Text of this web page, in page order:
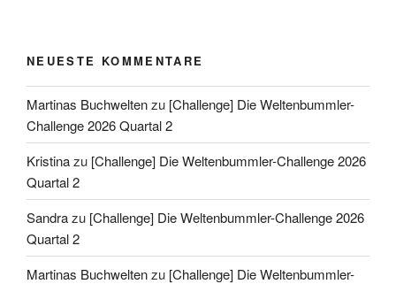
NEUESTE KOMMENTARE
Martinas Buchweltenzu [Challenge] Die Weltenbummler-
Challenge 2026 Quartal 2
Kristinazu [Challenge] Die Weltenbummler-Challenge 2026
Quartal 2
Sandrazu [Challenge] Die Weltenbummler-Challenge 2026
Quartal 2
Martinas Buchweltenzu [Challenge] Die Weltenbummler-